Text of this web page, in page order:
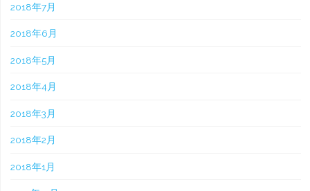
2018年7月
2018年6月
2018年5月
2018年4月
2018年3月
2018年2月
2018年1月